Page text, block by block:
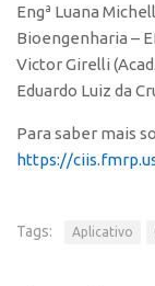
Leis e
Transferência
Editais de TT
PD&I
Convênios
Parcerias
Engª Luana
Bioengenharia –
Victor Girelli
Eduardo Luiz da
Para saber mais
https://
Tags: Aplicativo